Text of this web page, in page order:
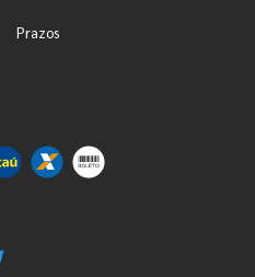
Prazos